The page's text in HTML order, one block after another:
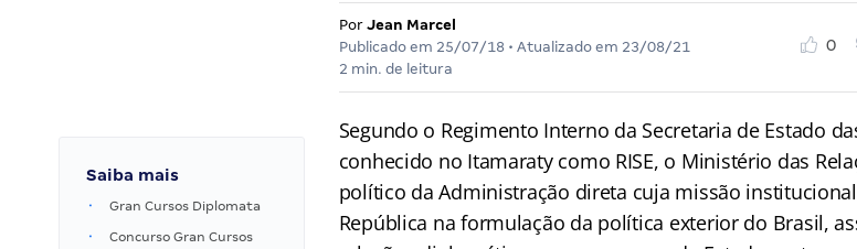
Por Jean Marcel
Publicado em 25/07/18• Atualizado em 23/08/21
2 min. de leitura
0
Saiba mais
Gran Cursos Diplomata
Concurso Gran Cursos
Segundo o Regimento Interno da Secretaria de Estado
conhecido no Itamaraty como RISE, o Ministério das
político da Administração direta cuja missão
República na formulação da política exterior do Brasil,